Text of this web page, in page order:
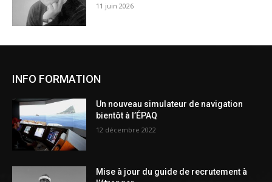
11 juin 2026
INFO FORMATION
Un nouveau simulateur de navigation
bientôt à l’ÉPAQ
12 décembre 2022
Mise à jour du guide de recrutement à